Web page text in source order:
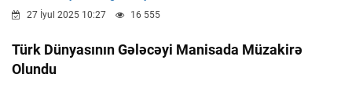
27 İyul 2025 10:27 16 555
Türk Dünyasının Gələcəyi Manisada Müzakirə
Olundu